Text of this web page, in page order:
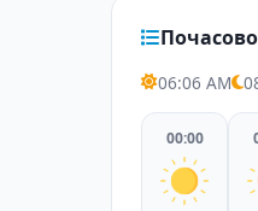
06:06 AM
00:00